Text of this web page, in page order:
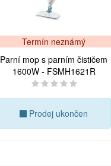
Termín neznámý
Parní mop s parním čističem
1600W - FSMH1621R
Prodej ukončen